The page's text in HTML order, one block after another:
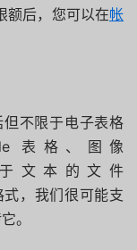
额后，您可以在帐
不限于电子表格
表格、图像
文本的文件
，我们很可能支
。